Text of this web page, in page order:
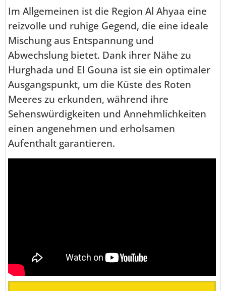
Im Allgemeinen ist die Region Al Ahyaa eine
reizvolle und ruhige Gegend, die eine ideale
Mischung aus Entspannung und
Abwechslung bietet. Dank ihrer Nähe zu
Hurghada und El Gouna ist sie ein optimaler
Ausgangspunkt, um die Küste des Roten
Meeres zu erkunden, während ihre
Sehenswürdigkeiten und Annehmlichkeiten
einen angenehmen und erholsamen
Aufenthalt garantieren.